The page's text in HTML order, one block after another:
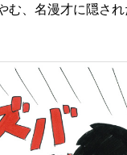
む、名漫才に隠され